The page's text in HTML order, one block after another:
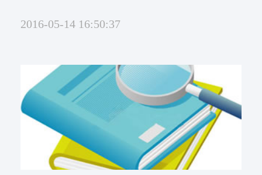
位培训工作，努力建设一支岗位职责明晰、考核规
这一精神为医院管理人员职业化建设指明了方向。医
院管理人员职业化 [1] 是指医院管理工作者必...
2016-05-14 16:50:37